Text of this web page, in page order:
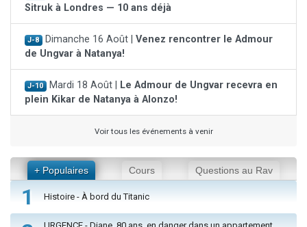
Sitruk à Londres — 10 ans déjà
J-8 Dimanche 16 Août | Venez rencontrer le Admour
de Ungvar à Natanya!
J-10 Mardi 18 Août |
Le Admour de Ungvar recevra en
plein Kikar de Natanya à Alonzo!
Voir tous les événements à venir
+ Populaires Cours Questions au Rav
1 Histoire - À bord du Titanic